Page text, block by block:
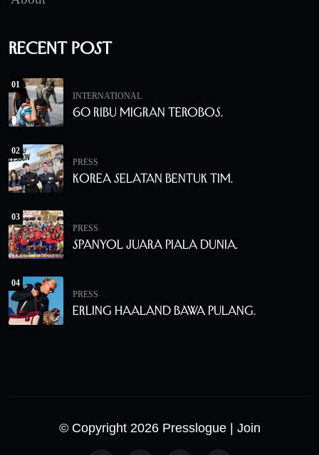
Recent Post
01
INTERNATIONAL
60 Ribu Migran Terobos.
02
PRESS
Korea Selatan Bentuk Tim.
03
PRESS
Spanyol Juara Piala Dunia.
04
PRESS
Erling Haaland Bawa Pulang.
© Copyright 2026 Presslogue | Join